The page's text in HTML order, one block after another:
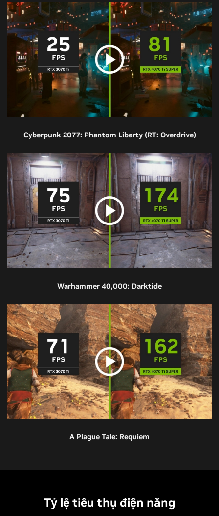
Cyberpunk 2077: Phantom Liberty (RT: Overdrive)
Warhammer 40,000: Darktide
A Plague Tale: Requiem
Tỷ lệ tiêu thụ điện năng